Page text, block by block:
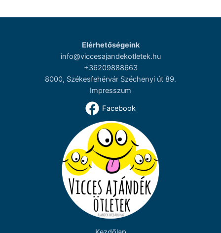
Elérhetőségeink
info@viccesajandekotletek.hu
+36209888663
8000, Székesfehérvár Széchenyi út 89.
Impresszum
Facebook